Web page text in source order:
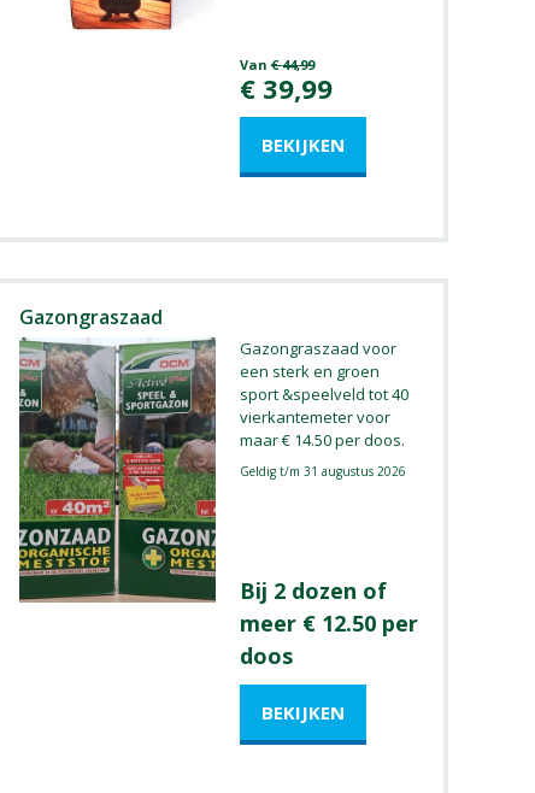
Van € 44,99
€ 39,99
Gazongraszaad
Gazongraszaad voor
een sterk en groen
sport &speelveld tot 40
vierkantemeter voor
maar € 14.50 per doos.
Geldig t/m 31 augustus 2026
Bij 2 dozen of
meer € 12.50 per
doos